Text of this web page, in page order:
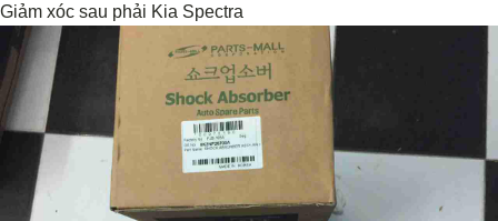
Giảm xóc sau phải Kia Spectra